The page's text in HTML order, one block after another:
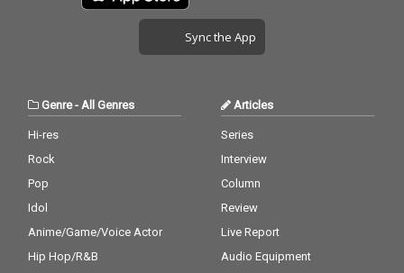
Sync the App
Genre-All Genres
Hi-res
Rock
Pop
Idol
Anime/Game/Voice Actor
Hip Hop/R&B
Articles
Series
Interview
Column
Review
Live Report
Audio Equipment